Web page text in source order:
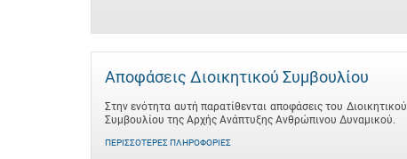
Αποφάσεις Διοικητικού Συμβουλίου
Στην ενότητα αυτή παρατίθενται αποφάσεις του Διοικητικού
Συμβουλίου της Αρχής Ανάπτυξης Ανθρώπινου Δυναμικού.
ΠΕΡΙΣΣΌΤΕΡΕΣ ΠΛΗΡΟΦΟΡΊΕΣ